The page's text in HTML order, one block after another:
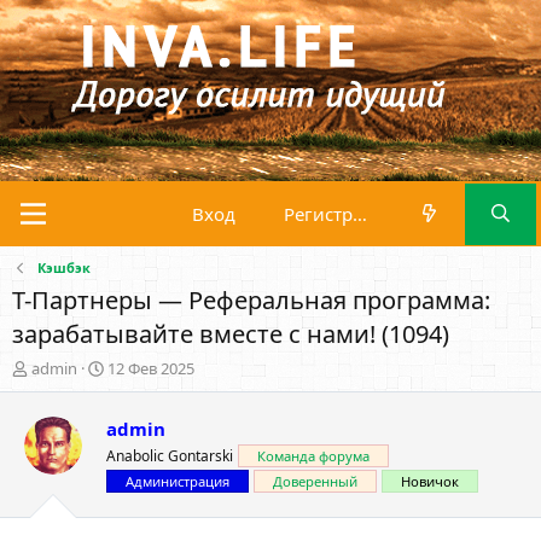
Вход Регистрация
Кэшбэк
Т-Партнеры — Реферальная программа:
зарабатывайте вместе с нами! (1094)
А
в
о
р
т
м
admin
Д
а
а
н
а
ч
а
12 Фев 2025
admin
Anabolic Gontarski
Команда форума
Администрация
Доверенный Новичок